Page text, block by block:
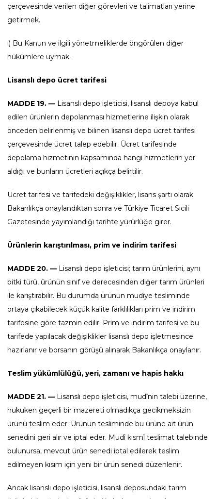
çerçevesinde verilen diğer görevleri ve talimatları yerine
getirmek.
ı) Bu Kanun ve ilgili yönetmeliklerde öngörülen diğer
hükümlere uymak.
Lisanslı depo ücret tarifesi
MADDE 19. — Lisanslı depo işleticisi, lisanslı depoya kabul
edilen ürünlerin depolanması hizmetlerine ilişkin olarak
önceden belirlenmiş ve bilinen lisanslı depo ücret tarifesi
çerçevesinde ücret talep edebilir. Ücret tarifesinde
depolama hizmetinin kapsamında hangi hizmetlerin yer
aldığı ve bunların ücretleri açıkça belirtilir.
Ücret tarifesi ve tarifedeki değişiklikler, lisans şartı olarak
Bakanlıkça onaylandıktan sonra ve Türkiye Ticaret Sicili
Gazetesinde yayımlandığı tarihte yürürlüğe girer.
Ürünlerin karıştırılması, prim ve indirim tarifesi
MADDE 20. — Lisanslı depo işleticisi; tarım ürünlerini, aynı
bitki türü, ürünün sınıf ve derecesinden diğer tarım ürünleri
ile karıştırabilir. Bu durumda ürünün mudîye tesliminde
ortaya çıkabilecek küçük kalite farklılıkları prim ve indirim
tarifesine göre tazmin edilir. Prim ve indirim tarifesi ve bu
tarifede yapılacak değişiklikler lisanslı depo işletmesince
hazırlanır ve borsanın görüşü alınarak Bakanlıkça onaylanır.
Teslim yükümlülüğü, yeri, zamanı ve hapis hakkı
MADDE 21. — Lisanslı depo işleticisi, mudînin talebi üzerine,
hukuken geçerli bir mazereti olmadıkça gecikmeksizin
ürünü teslim eder. Ürünün tesliminde bu ürüne ait ürün
senedini geri alır ve iptal eder. Mudî kısmî teslimat talebinde
bulunursa, mevcut ürün senedi iptal edilerek teslim
edilmeyen kısım için yeni bir ürün senedi düzenlenir.
Ancak lisanslı depo işleticisi, lisanslı deposundaki tarım